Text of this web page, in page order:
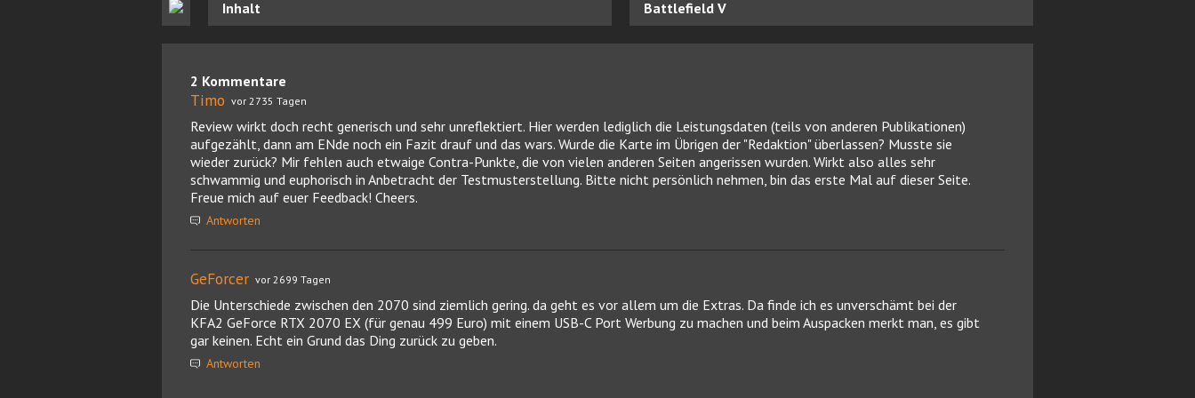
Inhalt Battlefield V
2 Kommentare
Timo vor 2735 Tagen
Review wirkt doch recht generisch und sehr unreflektiert. Hier werden lediglich die Leistungsdaten (teils von anderen Publikationen)
aufgezählt, dann am ENde noch ein Fazit drauf und das wars. Wurde die Karte im Übrigen der "Redaktion" überlassen? Musste sie
wieder zurück? Mir fehlen auch etwaige Contra-Punkte, die von vielen anderen Seiten angerissen wurden. Wirkt also alles sehr
schwammig und euphorisch in Anbetracht der Testmusterstellung. Bitte nicht persönlich nehmen, bin das erste Mal auf dieser Seite.
Freue mich auf euer Feedback! Cheers.
Antworten
GeForcer vor 2699 Tagen
Die Unterschiede zwischen den 2070 sind ziemlich gering. da geht es vor allem um die Extras. Da finde ich es unverschämt bei der
KFA2 GeForce RTX 2070 EX (für genau 499 Euro) mit einem USB-C Port Werbung zu machen und beim Auspacken merkt man, es gibt
gar keinen. Echt ein Grund das Ding zurück zu geben.
Antworten